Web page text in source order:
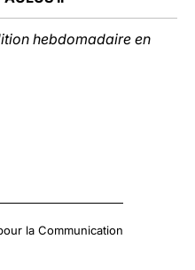
hebdomadaire en
la Communication